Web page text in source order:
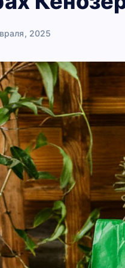
2025